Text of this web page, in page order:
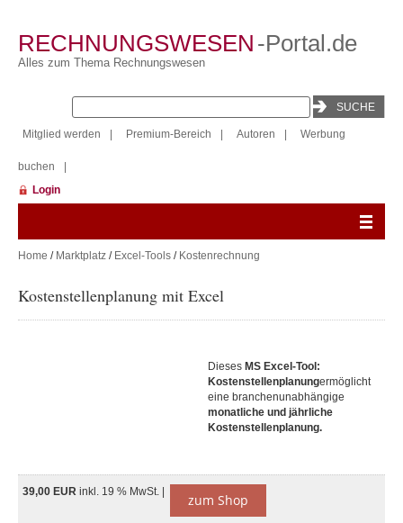
RECHNUNGSWESEN -Portal.de
Alles zum Thema Rechnungswesen
Mitglied werden Premium-Bereich Autoren Werbung
buchen
Login
Home / Marktplatz / Excel-Tools / Kostenrechnung
Kostenstellenplanung mit Excel
Dieses MS Excel-Tool:
Kostenstellenplanungermöglicht
eine branchenunabhängige
monatliche und jährliche
Kostenstellenplanung.
39,00 EUR inkl. 19 % MwSt. | zum Shop